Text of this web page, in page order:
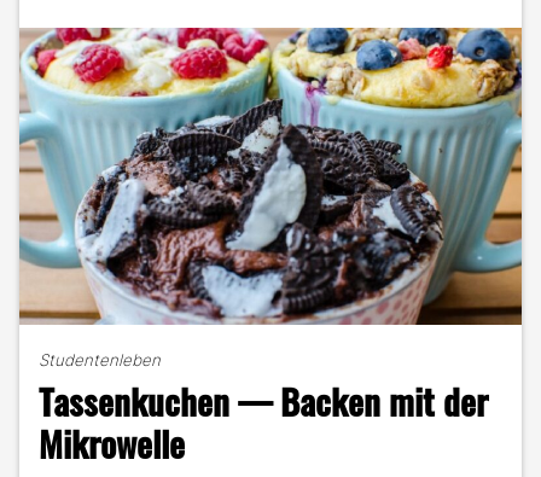
Studentenleben
Tassenkuchen — Backen mit der
Mikrowelle